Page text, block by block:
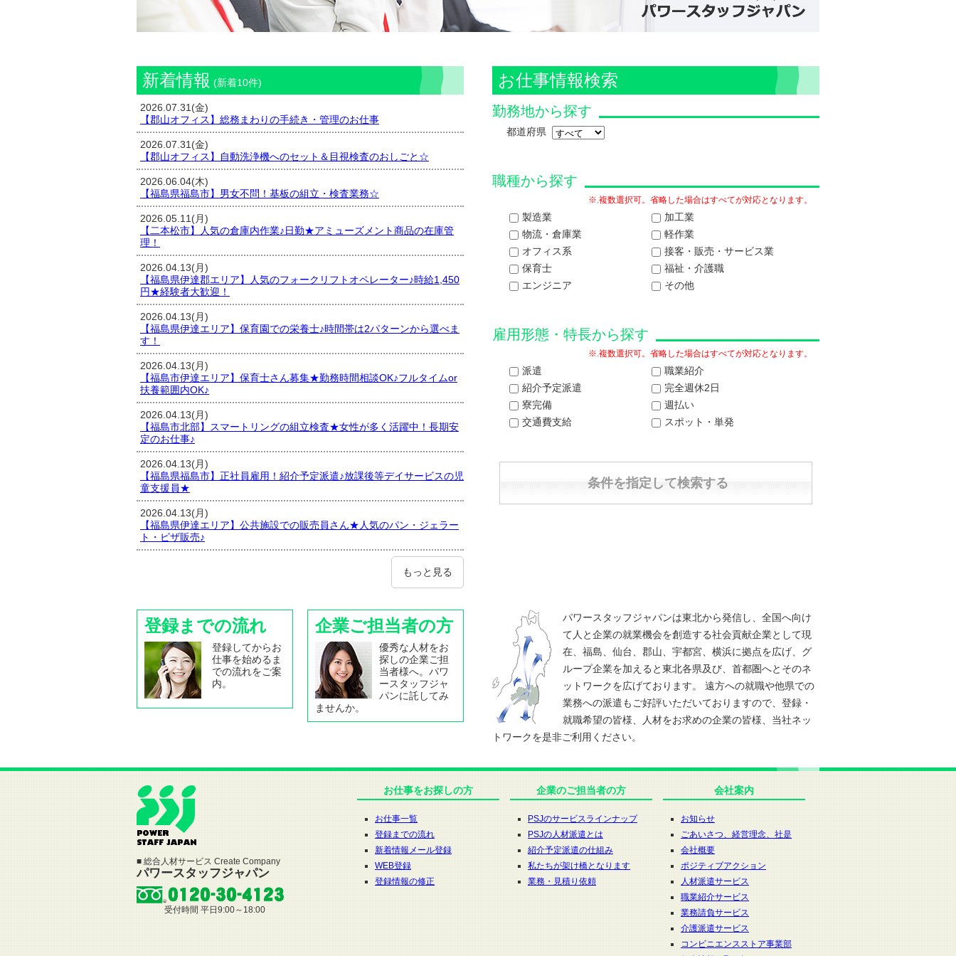
新着情報 (新着10件)
2026.07.31(金)
【郡山オフィス】総務まわりの手続き・管理のお仕事
2026.07.31(金)
【郡山オフィス】自動洗浄機へのセット＆目視検査のおしごと☆
2026.06.04(木)
【福島県福島市】男女不問！基板の組立・検査業務☆
2026.05.11(月)
【二本松市】人気の倉庫内作業♪日勤★アミューズメント商品の在庫管
理！
2026.04.13(月)
【福島県伊達郡エリア】人気のフォークリフトオペレーター♪時給1,450
円★経験者大歓迎！
2026.04.13(月)
【福島県伊達エリア】保育園での栄養士♪時間帯は2パターンから選べま
す！
2026.04.13(月)
【福島市伊達エリア】保育士さん募集★勤務時間相談OK♪フルタイムor
扶養範囲内OK♪
2026.04.13(月)
【福島市北部】スマートリングの組立検査★女性が多く活躍中！長期安
定のお仕事♪
2026.04.13(月)
【福島県福島市】正社員雇用！紹介予定派遣♪放課後等デイサービスの児
童支援員★
2026.04.13(月)
【福島県伊達エリア】公共施設での販売員さん★人気のパン・ジェラー
ト・ピザ販売♪
もっと見る
お仕事情報検索
勤務地から探す
都道府県
職種から探す
※.複数選択可。省略した場合はすべてが対応となります。
製造業
加工業
物流・倉庫業
軽作業
オフィス系
接客・販売・サービス業
保育士
福祉・介護職
エンジニア
その他
雇用形態・特長から探す
※.複数選択可。省略した場合はすべてが対応となります。
派遣
職業紹介
紹介予定派遣
完全週休2日
寮完備
週払い
交通費支給
スポット・単発
登録までの流れ
登録してからお
仕事を始めるま
での流れをご案
内。
企業ご担当者の方
優秀な人材をお
探しの企業ご担
当者様へ。パワ
ースタッフジャ
パンに託してみ
ませんか。
パワースタッフジャパンは東北から発信し、全国へ向け
て人と企業の就業機会を創造する社会貢献企業として現
在、福島、仙台、郡山、宇都宮、横浜に拠点を広げ、グ
ループ企業を加えると東北各県及び、首都圏へとそのネ
ットワークを広げております。 遠方への就職や他県での
業務への派遣もご好評いただいておりますので、登録・
就職希望の皆様、人材をお求めの企業の皆様、当社ネッ
トワークを是非ご利用ください。
お仕事をお探しの方
お仕事一覧
登録までの流れ
新着情報メール登録
WEB登録
登録情報の修正
企業のご担当者の方
PSJのサービスラインナップ
PSJの人材派遣とは
紹介予定派遣の仕組み
私たちが架け橋となります
業務・見積り依頼
会社案内
お知らせ
ごあいさつ、経営理念、社是
会社概要
ポジティブアクション
人材派遣サービス
職業紹介サービス
業務請負サービス
介護派遣サービス
コンビニエンスストア事業部
■ 総合人材サービス Create Company
パワースタッフジャパン
受付時間 平日9:00～18:00